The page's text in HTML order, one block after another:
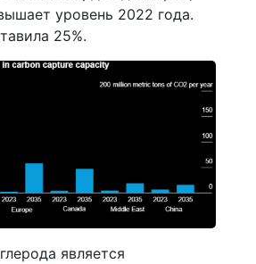
уровень 2022 года.
25%.
является